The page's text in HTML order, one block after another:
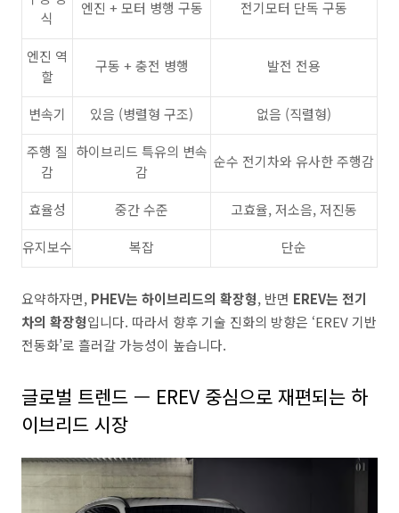
식
엔진 + 모터 병행 구동 전기모터 단독 구동
엔진 역
할
구동 + 충전 병행 발전 전용
변속기 있음 (병렬형 구조)
없음 (직렬형)
주행 질
감
하이브리드 특유의 변속
감
순수 전기차와 유사한 주행감
효율성 중간 수준
고효율, 저소음, 저진동
유지보수
복잡 단순
요약하자면, PHEV는 하이브리드의 확장형, 반면 EREV는 전기
차의 확장형입니다. 따라서 향후 기술 진화의 방향은 ‘EREV 기반
전동화’로 흘러갈 가능성이 높습니다.
글로벌 트렌드 — EREV 중심으로 재편되는 하
이브리드 시장